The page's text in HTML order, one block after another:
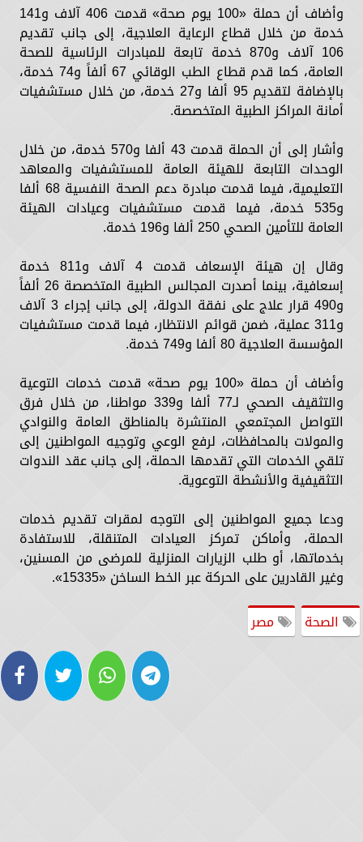
وأضاف أن حملة «100 يوم صحة» قدمت 406 آلاف و141
خدمة من خلال قطاع الرعاية العلاجية، إلى جانب تقديم
106 آلاف و870 خدمة تابعة للمبادرات الرئاسية للصحة
العامة، كما قدم قطاع الطب الوقائي 67 ألفاً و74 خدمة،
بالإضافة لتقديم 95 ألفا و27 خدمة، من خلال مستشفيات
أمانة المراكز الطبية المتخصصة.
وأشار إلى أن الحملة قدمت 43 ألفا و570 خدمة، من خلال
الوحدات التابعة للهيئة العامة للمستشفيات والمعاهد
التعليمية، فيما قدمت مبادرة دعم الصحة النفسية 68 ألفا
و535 خدمة، فيما قدمت مستشفيات وعيادات الهيئة
العامة للتأمين الصحي 250 ألفا و196 خدمة.
وقال إن هيئة الإسعاف قدمت 4 آلاف و811 خدمة
إسعافية، بينما أصدرت المجالس الطبية المتخصصة 26 ألفاً
و490 قرار علاج على نفقة الدولة، إلى جانب إجراء 3 آلاف
و311 عملية، ضمن قوائم الانتظار، فيما قدمت مستشفيات
المؤسسة العلاجية 80 ألفا و749 خدمة.
وأضاف أن حملة «100 يوم صحة» قدمت خدمات التوعية
والتثقيف الصحي لـ77 ألفا و339 مواطنا، من خلال فرق
التواصل المجتمعي المنتشرة بالمناطق العامة والنوادي
والمولات بالمحافظات، لرفع الوعي وتوجيه المواطنين إلى
تلقي الخدمات التي تقدمها الحملة، إلى جانب عقد الندوات
التثقيفية والأنشطة التوعوية.
ودعا جميع المواطنين إلى التوجه لمقرات تقديم خدمات
الحملة، وأماكن تمركز العيادات المتنقلة، للاستفادة
بخدماتها، أو طلب الزيارات المنزلية للمرضى من المسنين،
وغير القادرين على الحركة عبر الخط الساخن «15335».
الصحة
مصر